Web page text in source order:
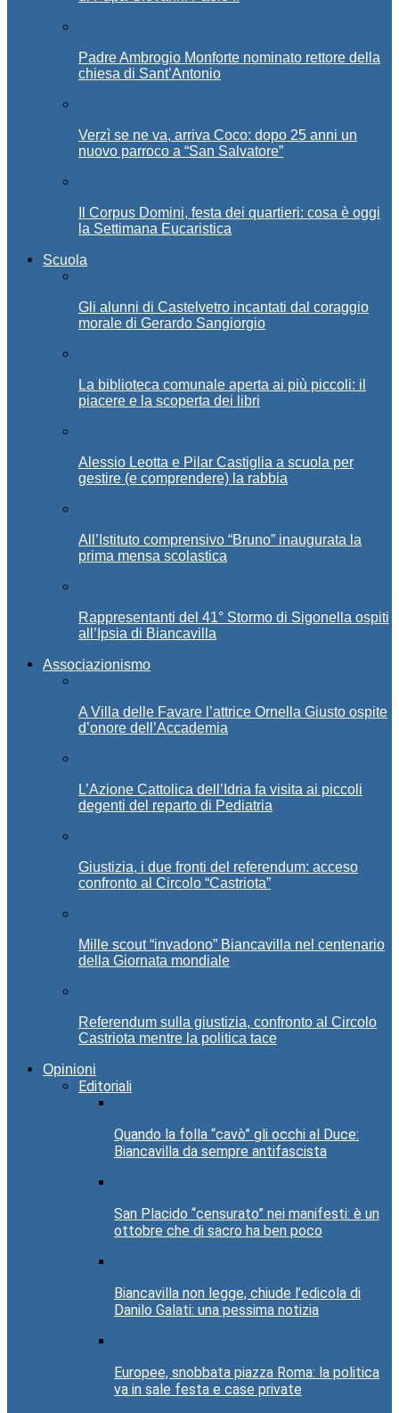
Padre Ambrogio Monforte nominato rettore della
chiesa di Sant’Antonio
Verzì se ne va, arriva Coco: dopo 25 anni un
nuovo parroco a “San Salvatore”
Il Corpus Domini, festa dei quartieri: cosa è oggi
la Settimana Eucaristica
Scuola
Gli alunni di Castelvetro incantati dal coraggio
morale di Gerardo Sangiorgio
La biblioteca comunale aperta ai più piccoli: il
piacere e la scoperta dei libri
Alessio Leotta e Pilar Castiglia a scuola per
gestire (e comprendere) la rabbia
All’Istituto comprensivo “Bruno” inaugurata la
prima mensa scolastica
Rappresentanti del 41° Stormo di Sigonella ospiti
all’Ipsia di Biancavilla
Associazionismo
A Villa delle Favare l’attrice Ornella Giusto ospite
d’onore dell’Accademia
L’Azione Cattolica dell’Idria fa visita ai piccoli
degenti del reparto di Pediatria
Giustizia, i due fronti del referendum: acceso
confronto al Circolo “Castriota”
Mille scout “invadono” Biancavilla nel centenario
della Giornata mondiale
Referendum sulla giustizia, confronto al Circolo
Castriota mentre la politica tace
Opinioni
Editoriali
Quando la folla “cavò” gli occhi al Duce:
Biancavilla da sempre antifascista
San Placido “censurato” nei manifesti: è un
ottobre che di sacro ha ben poco
Biancavilla non legge, chiude l’edicola di
Danilo Galati: una pessima notizia
Europee, snobbata piazza Roma: la politica
va in sale festa e case private